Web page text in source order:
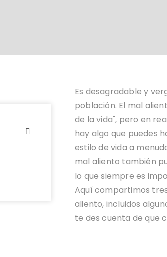
Es desagradable y
población. El mal
de la vida", pero en
hay algo que puedes
estilo de vida a
mal aliento también
lo que siempre es
Aquí compartimos
aliento, incluidos
te des cuenta de que